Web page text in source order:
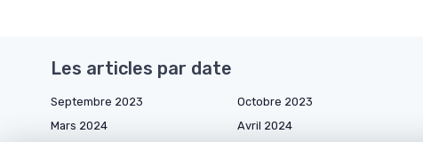
Les articles par date
Septembre 2023 Octobre 2023
Mars 2024
Avril 2024